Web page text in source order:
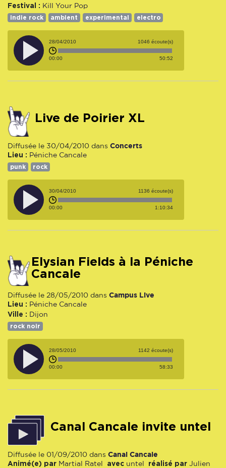
Festival : Kill Your Pop
indie rock ambient experimental electro
28/04/2010 1046 écoute(s)
00:00 50:52
Live de Poirier XL
Diffusée le 30/04/2010 dans Concerts
Lieu : Péniche Cancale
punk rock
30/04/2010 1136 écoute(s)
00:00 1:10:34
Elysian Fields à la Péniche
Cancale
Diffusée le 28/05/2010 dans Campus Live
Lieu : Péniche Cancale
Ville : Dijon
rock noir
28/05/2010 1142 écoute(s)
00:00 58:33
Canal Cancale invite untel
Diffusée le 01/09/2010 dans Canal Cancale
Animé(e) par Martial Ratel avec untel réalisé par Julien